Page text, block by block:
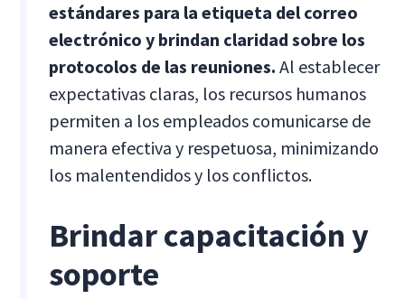
estándares para la etiqueta del correo
electrónico y brindan claridad sobre los
protocolos de las reuniones.Al establecer
expectativas claras, los recursos humanos
permiten a los empleados comunicarse de
manera efectiva y respetuosa, minimizando
los malentendidos y los conflictos.
Brindar capacitación y
soporte